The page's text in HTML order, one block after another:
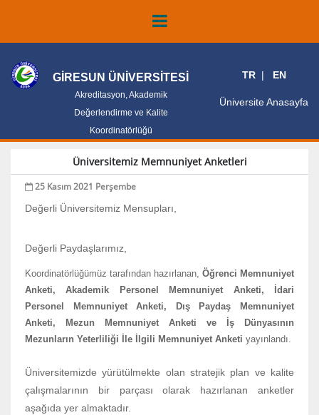
GİRESUN ÜNİVERSİTESİ
Akreditasyon, Akademik
Değerlendirme ve Kalite
Koordinatörlüğü
TR EN
Üniversite Anasayfa
Üniversitemiz Memnuniyet Anketleri
25 Kasım 2021 Perşembe
Değerli Üniversitemiz Mensupları,
Değerli Paydaşlarımız,
Koordinatörlüğümüz tarafından hazırlanan, Öğrenci Memnuniyet
Anketi, Akademik Personel Memnuniyet Anketi, İdari
Personel Memnuniyet Anketi, Dış Paydaş Memnuniyet
Anketi, Mezun Memnuniyet Anketi ve İş Dünyasının
Mezunların Yeterliliği İle İlgili Memnuniyet Anketi yayınlandı.
Üniversitemizde yürütülmekte olan stratejik plan ve kalite
çalışmalarının bir parçası olarak hazırlanan anketler
aşağıda yer almaktadır.